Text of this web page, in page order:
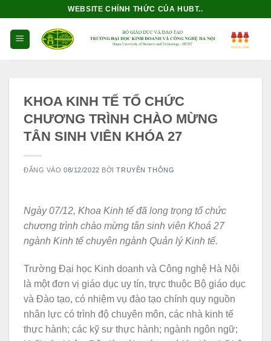
dung
WEBSITE CHÍNH THỨC CỦA HUBT..
KHOA KINH TẾ TỔ CHỨC
CHƯƠNG TRÌNH CHÀO MỪNG
TÂN SINH VIÊN KHÓA 27
ĐĂNG VÀO08/12/2022 BỞITRUYỀN THÔNG
Ngày 07/12, Khoa Kinh tế đã long trọng tổ chức
chương trình chào mừng tân sinh viên Khoá 27
ngành Kinh tế chuyên ngành Quản lý Kinh tế.
Trường Đại học Kinh doanh và Công nghệ Hà Nội
là một đơn vị giáo dục uy tín, trực thuộc Bộ giáo dục
và Đào tạo, có nhiệm vụ đào tạo chính quy nguồn
nhân lực có trình độ chuyên môn, các nhà kinh tế
thực hành; các kỹ sư thực hành; ngành ngôn ngữ;